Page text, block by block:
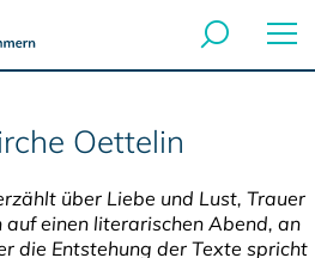
Oettelin
über Liebe und Lust, Trauer
auf einen literarischen Abend, an
die Entstehung der Texte spricht